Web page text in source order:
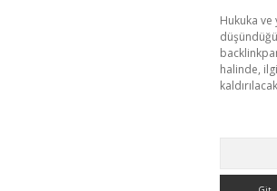
Hukuka ve
halinde,